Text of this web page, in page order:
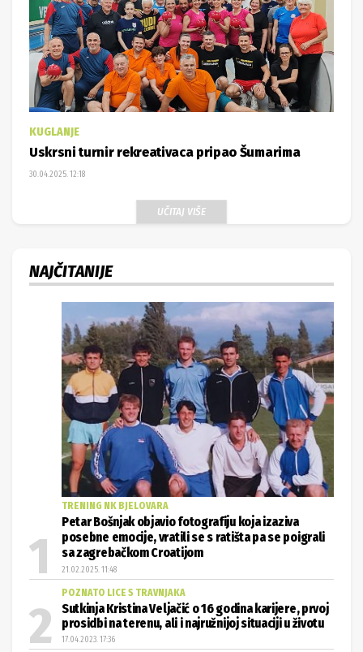
KUGLANJE
Uskrsni turnir rekreativaca pripao Šumarima
30.04.2025. 12:18
UČITAJ VIŠE
NAJČITANIJE
TRENING NK BJELOVARA
Petar Bošnjak objavio fotografiju koja izaziva
posebne emocije, vratili se s ratišta pa se poigrali
sa zagrebačkom Croatijom
21.02.2025. 11:48
POZNATO LICE S TRAVNJAKA
Sutkinja Kristina Veljačić o 16 godina karijere, prvoj
prosidbi na terenu, ali i najružnijoj situaciji u životu
17.04.2023. 17:36